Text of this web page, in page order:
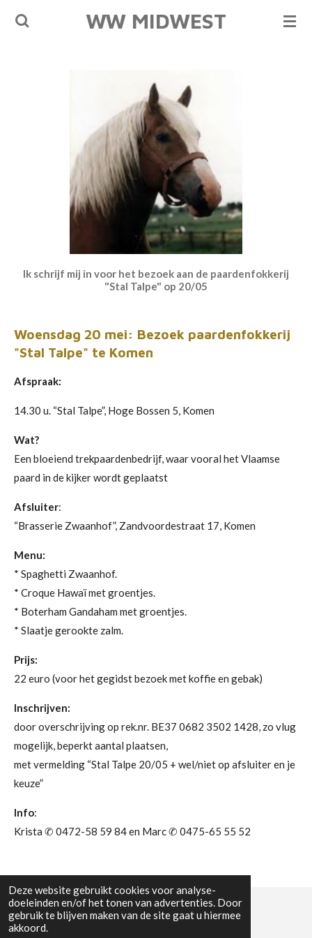
Deze website gebruikt cookies voor analyse-
doeleinden en/of het tonen van advertenties. Door
gebruik te blijven maken van de site gaat u hiermee
akkoord.
Ga
WW MIDWEST
Ik schrijf mij in voor het bezoek aan de paardenfokkerij
"Stal Talpe" op 20/05
Woensdag 20 mei: Bezoek paardenfokkerij
"Stal Talpe" te Komen
Afspraak:
14.30 u. “Stal Talpe”, Hoge Bossen 5, Komen
Wat?
Een bloeiend trekpaardenbedrijf, waar vooral het Vlaamse
paard in de kijker wordt geplaatst
Afsluiter:
“Brasserie Zwaanhof”, Zandvoordestraat 17, Komen
Menu:
* Spaghetti Zwaanhof.
* Croque Hawaï met groentjes.
* Boterham Gandaham met groentjes.
* Slaatje gerookte zalm.
Prijs:
22 euro (voor het gegidst bezoek met koffie en gebak)
Inschrijven:
door overschrijving op rek.nr. BE37 0682 3502 1428, zo vlug
mogelijk, beperkt aantal plaatsen,
met vermelding “Stal Talpe 20/05 + wel/niet op afsluiter en je
keuze”
Info:
Krista ✆ 0472-58 59 84 en Marc ✆ 0475-65 55 52
© 2023 - 2026 WW Midwest